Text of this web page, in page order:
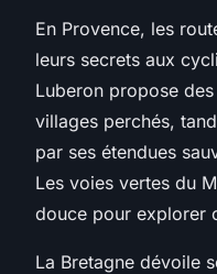
En Provence, les
leurs secrets aux
Luberon propose
villages perchés,
par ses étendues
Les voies vertes du
douce pour explorer
La Bretagne dévoile